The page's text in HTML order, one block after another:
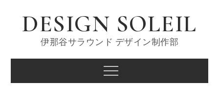
contentDESIGN SOLEIL
伊那谷サラウンド デザイン制作部
Menu